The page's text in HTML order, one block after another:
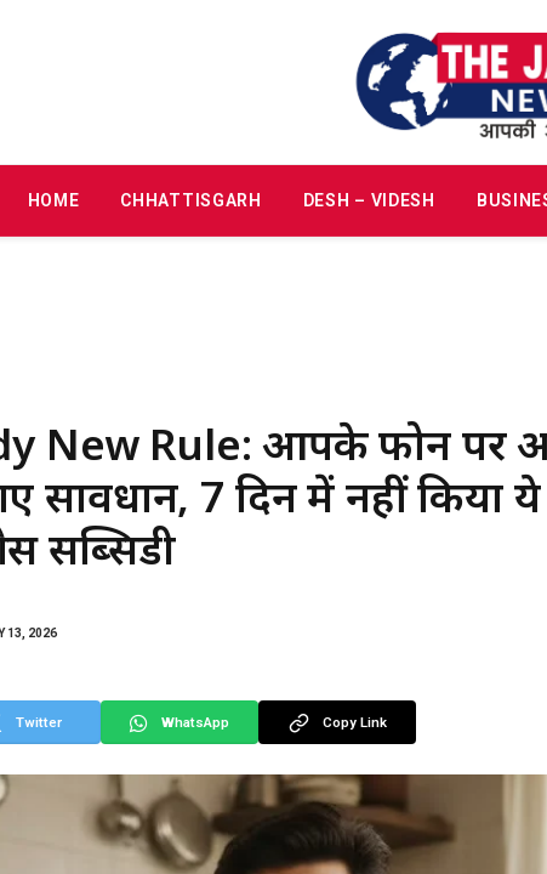
HOME CHHATTISGARH DESH – VIDESH
New Rule: आपके फोन पर
सावधान, 7 दिन में नहीं किया
सब्सिडी
13, 2026
Twitter WhatsApp Copy Link